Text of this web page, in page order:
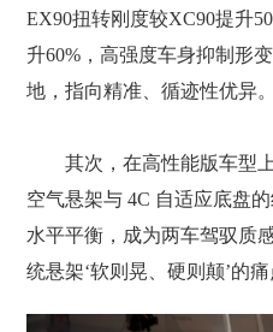
EX90扭转刚度较XC90提升
升60%，高强度车身抑制形
地，指向精准、循迹性优异。
其次，在高性能版车型
空气悬架与 4C 自适应底盘
水平平衡，成为两车驾驭质
统悬架‘软则晃、硬则颠’的痛